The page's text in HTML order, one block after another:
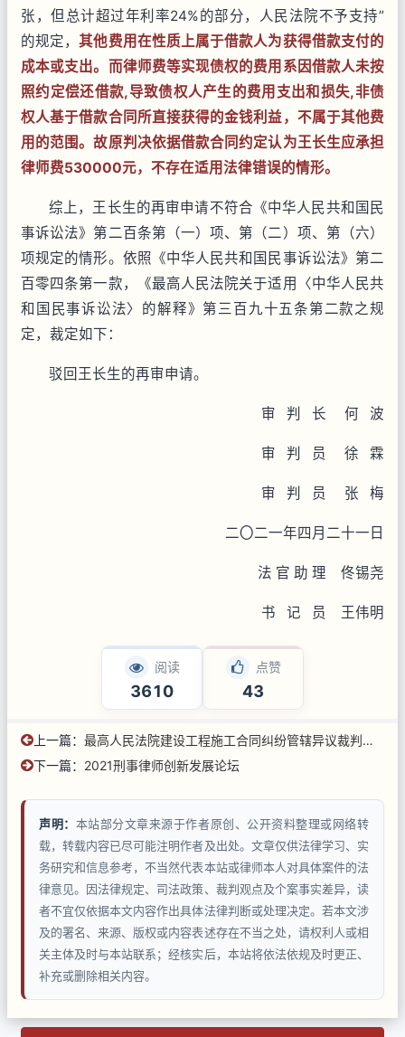
张，但总计超过年利率24%的部分，人民法院不予支持”
的规定，其他费用在性质上属于借款人为获得借款支付的
成本或支出。而律师费等实现债权的费用系因借款人未按
照约定偿还借款,导致债权人产生的费用支出和损失,非债
权人基于借款合同所直接获得的金钱利益，不属于其他费
用的范围。故原判决依据借款合同约定认为王长生应承担
律师费530000元，不存在适用法律错误的情形。
综上，王长生的再审申请不符合《中华人民共和国民
事诉讼法》第二百条第（一）项、第（二）项、第（六）
项规定的情形。依照《中华人民共和国民事诉讼法》第二
百零四条第一款，《最高人民法院关于适用〈中华人民共
和国民事诉讼法〉的解释》第三百九十五条第二款之规
定，裁定如下：
驳回王长生的再审申请。
审 判 长 何 波
审 判 员 徐 霖
审 判 员 张 梅
二〇二一年四月二十一日
法 官 助 理 佟锡尧
书 记 员 王伟明
阅读
3610
点赞
43
上一篇： 最高人民法院建设工程施工合同纠纷管辖异议裁判规则(2019年度)
下一篇： 2021刑事律师创新发展论坛
声明： 本站部分文章来源于作者原创、公开资料整理或网络转
载，转载内容已尽可能注明作者及出处。文章仅供法律学习、实
务研究和信息参考，不当然代表本站或律师本人对具体案件的法
律意见。因法律规定、司法政策、裁判观点及个案事实差异，读
者不宜仅依据本文内容作出具体法律判断或处理决定。若本文涉
及的署名、来源、版权或内容表述存在不当之处，请权利人或相
关主体及时与本站联系；经核实后，本站将依法依规及时更正、
补充或删除相关内容。